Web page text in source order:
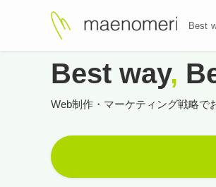
Best
Best way,
Web制作・マーケティング戦略で